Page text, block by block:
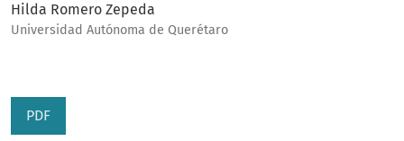
Hilda Romero Zepeda
Universidad Autónoma de Querétaro
PDF